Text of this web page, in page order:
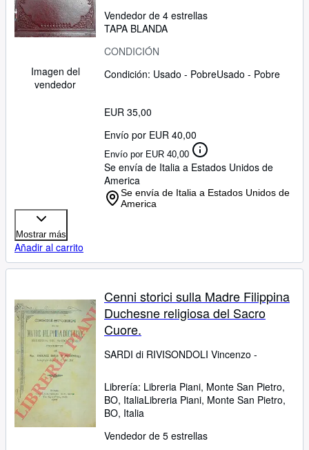
Imagen del
vendedor
Vendedor de 4 estrellas
TAPA BLANDA
CONDICIÓN
Condición: Usado - PobreUsado - Pobre
EUR 35,00
Envío por EUR 40,00
Envío por EUR 40,00
Se envía de Italia a Estados Unidos de
America
Se envía de Italia a Estados Unidos de
America
Mostrar más
Añadir al carrito
Cenni storici sulla Madre Filippina
Duchesne religiosa del Sacro
Cuore.
SARDI di RIVISONDOLI Vincenzo -
Librería: Libreria Piani, Monte San Pietro,
BO, ItaliaLibreria Piani, Monte San Pietro,
BO, Italia
Vendedor de 5 estrellas